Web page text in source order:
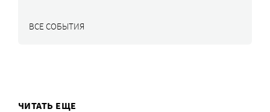
ВСЕ СОБЫТИЯ
ЧИТАТЬ ЕЩЕ